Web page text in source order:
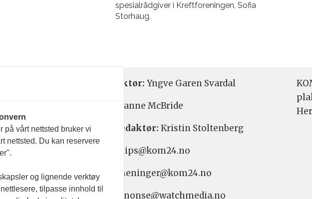
spesialrådgiver i Kreftforeningen, Sofia
Storhaug.
Nyhetsredaktør: Yngve Garen Svardal
Hanne McBride
Ansvarlig redaktør: Kristin Stoltenberg
Nyhetstips: tips@kom24.no
Meninger: meninger@kom24.no
Annonse: annonse@watchmedia.no
på vårt nettsted bruker vi
nettsted. Du kan reservere
og lignende verktøy
tilpasse innhold til